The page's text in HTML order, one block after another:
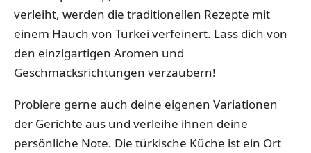
verleiht, werden die traditionellen Rezepte mit
einem Hauch von Türkei verfeinert. Lass dich von
den einzigartigen Aromen und
Geschmacksrichtungen verzaubern!
Probiere gerne auch deine eigenen Variationen
der Gerichte aus und verleihe ihnen deine
persönliche Note. Die türkische Küche ist ein Ort